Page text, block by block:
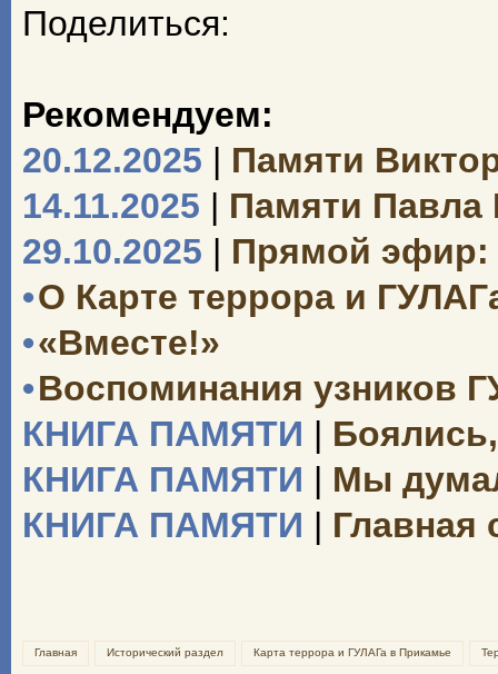
Поделиться:
Рекомендуем:
20.12.2025 | Памяти
14.11.2025 | Памяти Павла
29.10.2025 | Прямой эфир:
•О Карте террора и
•«Вместе!»
•Воспоминания узников
КНИГА ПАМЯТИ |
КНИГА ПАМЯТИ | Мы
КНИГА ПАМЯТИ | Главная
Главная Исторический раздел Карта террора и ГУЛАГа в Прикамье